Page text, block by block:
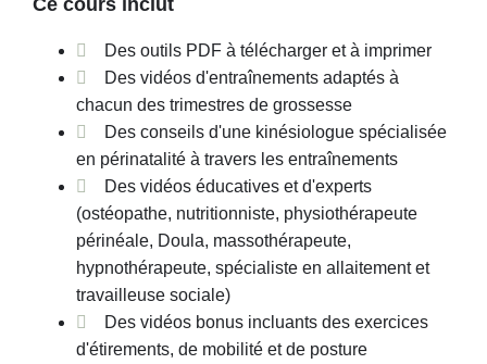
Des outils PDF à télécharger et à imprimer
Des vidéos d'entraînements adaptés à
chacun des trimestres de grossesse
Des conseils d'une kinésiologue spécialisée
en périnatalité à travers les entraînements
Des vidéos éducatives et d'experts
(ostéopathe, nutritionniste, physiothérapeute
périnéale, Doula, massothérapeute,
hypnothérapeute, spécialiste en allaitement et
travailleuse sociale)
Des vidéos bonus incluants des exercices
d'étirements, de mobilité et de posture